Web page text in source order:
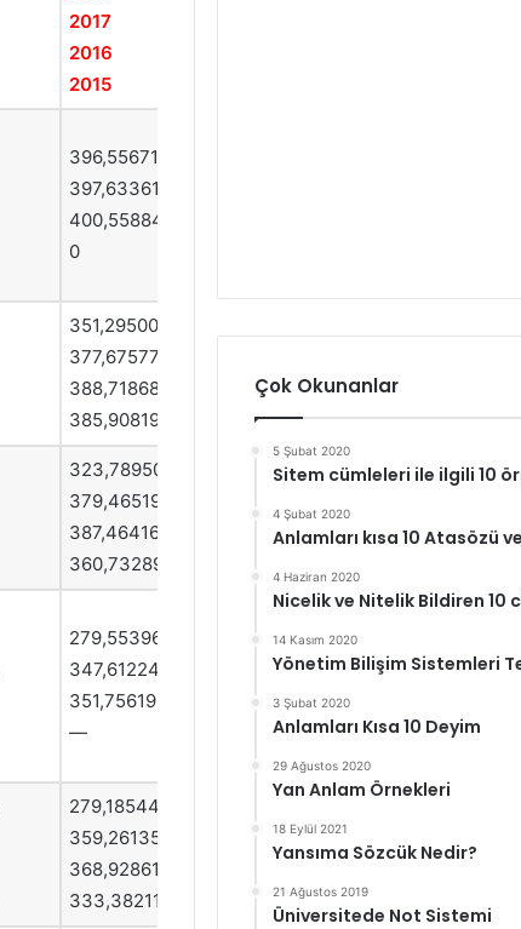
2017
2016
2015
396,55671
397,63361
400,55884
0
351,29500
377,67577
388,71868
385,90819
323,78950
379,46519
387,46416
360,73289
279,55396
347,61224
351,75619
—
279,18544
359,26135
368,92861
333,38211
Çok Okunanlar
5 Şubat 2020
Sitem cümleleri ile ilgili 10
4 Şubat 2020
Anlamları kısa 10 Atasözü
4 Haziran 2020
Nicelik ve Nitelik Bildiren 10
14 Kasım 2020
Yönetim Bilişim Sistemleri
3 Şubat 2020
Anlamları Kısa 10 Deyim
29 Ağustos 2020
Yan Anlam Örnekleri
18 Eylül 2021
Yansıma Sözcük Nedir?
21 Ağustos 2019
Üniversitede Not Sistemi